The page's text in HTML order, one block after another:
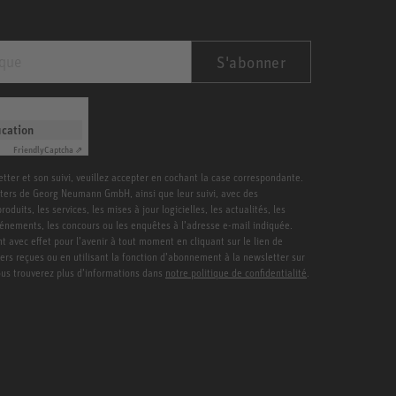
S'abonner
FriendlyCaptcha ⇗
et son suivi, veuillez accepter en cochant la case correspondante.
de Georg Neumann GmbH, ainsi que leur suivi, avec des
les services, les mises à jour logicielles, les actualités, les
les concours ou les enquêtes à l’adresse e-mail indiquée.
avec effet pour l’avenir à tout moment en cliquant sur le lien de
reçues ou en utilisant la fonction d’abonnement à la newsletter sur
trouverez plus d’informations dans notre politique de confidentialité